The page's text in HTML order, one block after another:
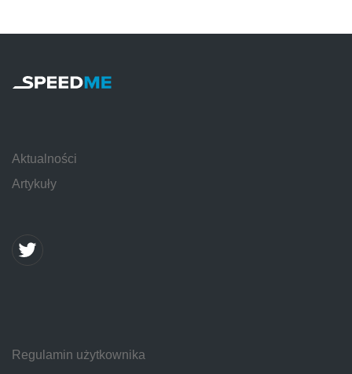
Aktualności
Artykuły
Regulamin użytkownika